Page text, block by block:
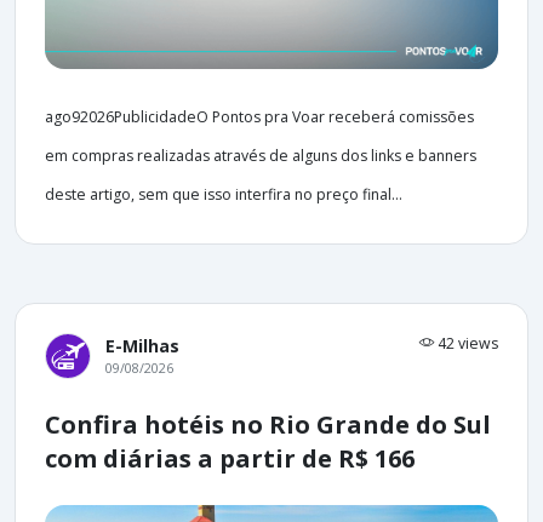
ago92026PublicidadeO Pontos pra Voar receberá comissões
em compras realizadas através de alguns dos links e banners
deste artigo, sem que isso interfira no preço final...
E-Milhas 42 views
09/08/2026
Confira hotéis no Rio Grande do Sul
com diárias a partir de R$ 166